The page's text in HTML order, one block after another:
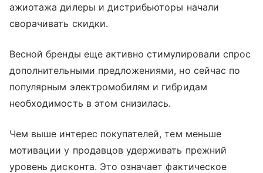
ажиотажа дилеры и дистрибьюторы начали
сворачивать скидки.
Весной бренды еще активно стимулировали спрос
дополнительными предложениями, но сейчас по
популярным электромобилям и гибридам
необходимость в этом снизилась.
Чем выше интерес покупателей, тем меньше
мотивации у продавцов удерживать прежний
уровень дисконта. Это означает фактическое